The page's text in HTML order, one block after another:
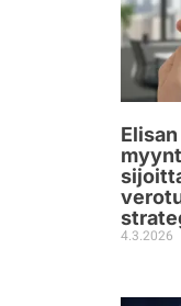
4.3.2026